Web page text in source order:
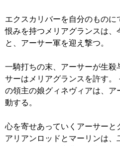
エクスカリバーを自分のもの
恨みを持つメリアグランスは、
と、アーサー軍を迎え撃つ。
一騎打ちの末、アーサーが生殺
サーはメリアグランスを許す。
の領主の娘グィネヴィアは、
動する。
心を寄せあっていくアーサーと
アリアンロッドとマーリンは